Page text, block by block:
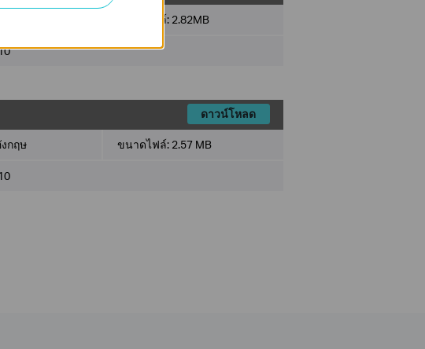
ขนาดไฟล์: 2.82MB
ดาวน์โหลด
กฤษ ขนาดไฟล์: 2.57 MB